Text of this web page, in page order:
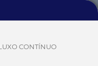
CONTÍNUO